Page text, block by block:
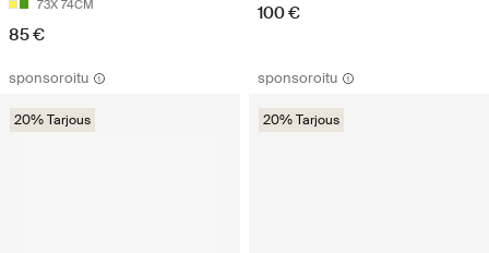
73X 74CM
85 €
100 €
sponsoroitu
20% Tarjous
sponsoroitu
20% Tarjous